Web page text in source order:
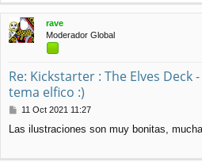
rave
Moderador Global
Re: Kickstarter : The Elves Deck
tema elfico :)
M
n
11 Oct 2021 11:27
Las ilustraciones son muy bonitas,